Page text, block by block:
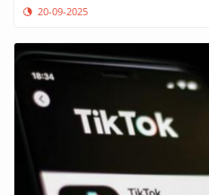
20-09-2025